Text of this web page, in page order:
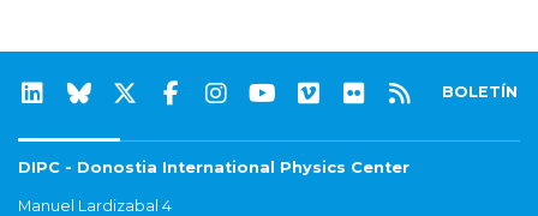
BOLETÍN
DIPC - Donostia International Physics Center
Manuel Lardizabal 4